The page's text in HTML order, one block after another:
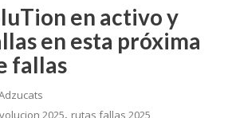
en activo y
en esta próxima
fallas
2025, rutas fallas 2025